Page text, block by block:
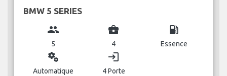
BMW 5 SERIES
group
5
business_center
4
local_gas_station
Essence
miscellaneous_services
Automatique
login
4 Porte